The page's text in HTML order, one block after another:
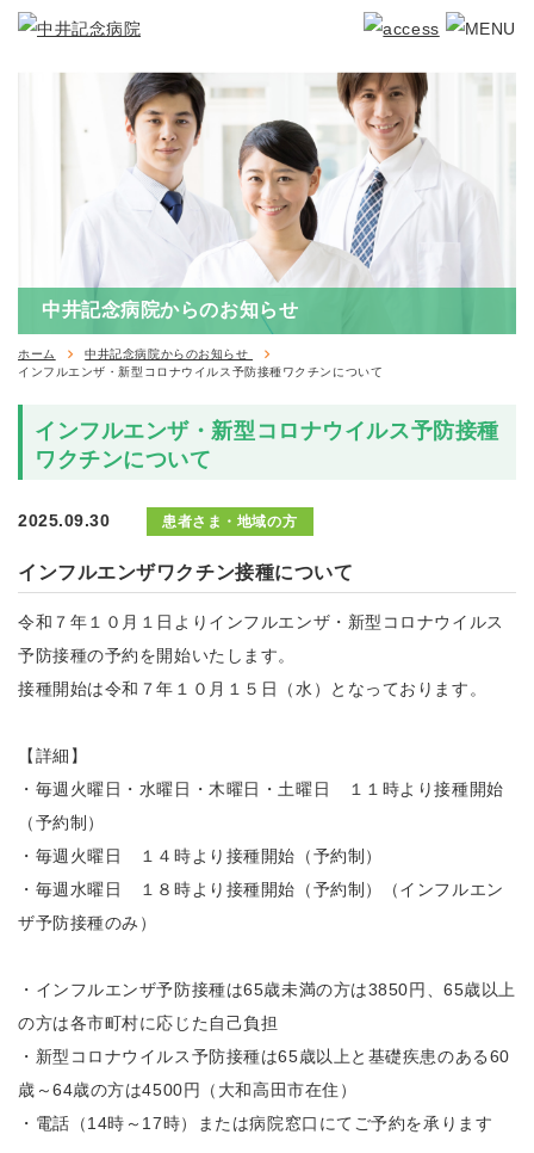
中井記念病院からのお知らせ
ホーム
中井記念病院からのお知らせ
インフルエンザ・新型コロナウイルス予防接種ワクチンについて
インフルエンザ・新型コロナウイルス予防接種
ワクチンについて
2025.09.30 患者さま・地域の方
インフルエンザワクチン接種について
令和７年１０月１日よりインフルエンザ・新型コロナウイルス
予防接種の予約を開始いたします。
接種開始は令和７年１０月１５日（水）となっております。
【詳細】
・毎週火曜日・水曜日・木曜日・土曜日 １１時より接種開始
（予約制）
・毎週火曜日 １４時より接種開始（予約制）
・毎週水曜日 １８時より接種開始（予約制）
（インフルエン
ザ予防接種のみ）
・インフルエンザ予防接種は65歳未満の方は3850円、65歳以上
の方は各市町村に応じた自己負担
・新型コロナウイルス予防接種は65歳以上と基礎疾患のある60
歳～64歳の方は4500円（大和高田市在住）
・電話（14時～17時）または病院窓口にてご予約を承ります